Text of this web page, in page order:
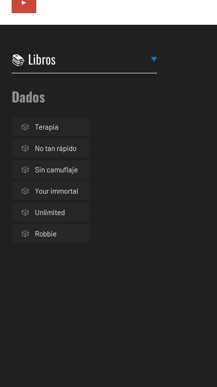
►
Dados
Terapia
No tan rápido
Sin camuflaje
Your immortal
Unlimited
Robbie